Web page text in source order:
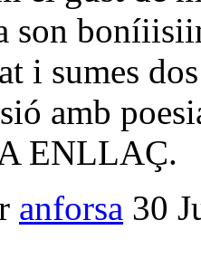
son
i sumes
amb
ENLLAÇ.
anforsa 30